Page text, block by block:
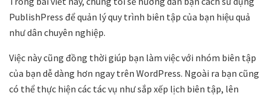
PublishPress để quản lý quy trình biên tập của bạn hiệu quả
như dân chuyên nghiệp.
Việc này cũng đồng thời giúp bạn làm việc với nhóm biên tập
của bạn dễ dàng hơn ngay trên WordPress. Ngoài ra bạn cũng
có thể thực hiện các tác vụ như sắp xếp lịch biên tập, lên